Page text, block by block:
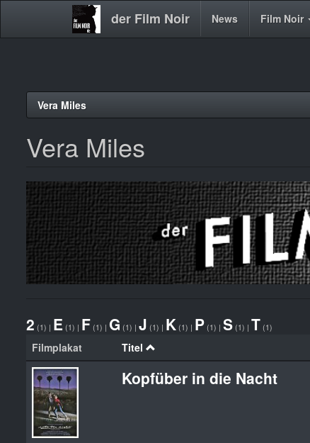
der Film Noir
Main News Film Noir
Vera Miles
Vera Miles
2 (1) | E (1) | F (1) | G (1) | J (1) | K (1) | P (1) | S (1) | T (1)
Filmplakat Titel
Kopfüber in die Nacht